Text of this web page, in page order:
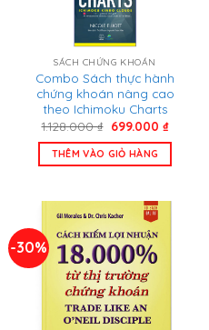
SÁCH CHỨNG KHOÁN
Combo Sách thực hành
chứng khoán nâng cao
theo Ichimoku Charts
1.128.000₫ Giá
là:
1.128.000 ₫.
699.000 ₫Giá
tại
THÊM VÀO GIỎ HÀNG
-30%